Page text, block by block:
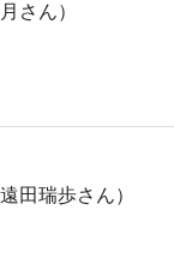
さん）
瑞歩さん）